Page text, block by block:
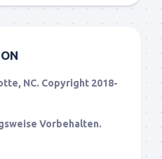
NC. Copyright 2018-
Vorbehalten.